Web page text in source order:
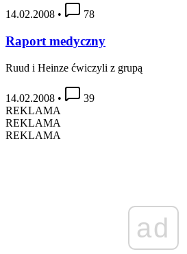
14.02.2008 • 78
Raport medyczny
Ruud i Heinze ćwiczyli z grupą
14.02.2008 •
39
REKLAMA
REKLAMA
REKLAMA
ad